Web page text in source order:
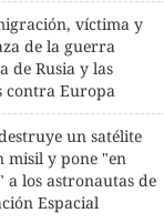
víctima y
de la guerra
de Rusia y las
contra Europa
un satélite
misil y pone "en
a los astronautas de
Espacial